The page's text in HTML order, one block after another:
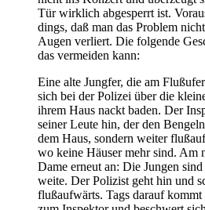
Tür wirk­lich abge­sperrt ist.
dings, daß man das Pro­blem
Augen ver­liert. Die fol­gen­de
das ver­mei­den kann:
Eine alte Jung­fer, die am
sich bei der Poli­zei über die
ihrem Haus nackt baden. Der
sei­ner Leu­te hin, der den
dem Haus, son­dern wei­ter
wo kei­ne Häu­ser mehr sind. Am
Dame erneut an: Die Jun­gen
wei­te. Der Poli­zist geht hin und
fluß­auf­wärts. Tags dar­auf kommt